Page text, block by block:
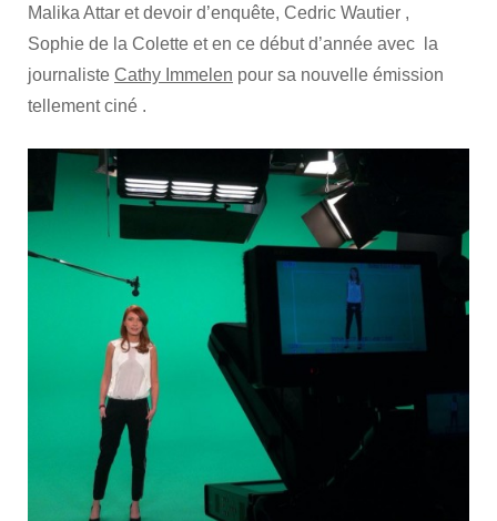
Malika Attar et devoir d’enquête, Cedric Wautier ,
Sophie de la Colette et en ce début d’année avec la
journaliste Cathy Immelen pour sa nouvelle émission
tellement ciné .